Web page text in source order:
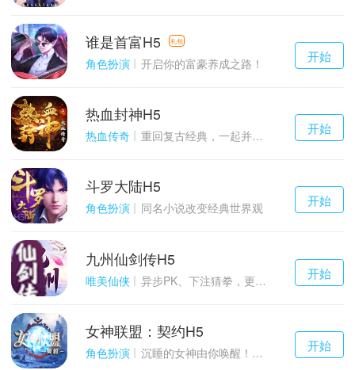
千百度h5
游戏
开始
谁是首富H5 礼包
角色扮演 开启你的富豪养成之路！
千百度h5
游戏
开始
热血封神H5
热血传奇 重回复古经典，一起并肩作战吧！
千百度h5
游戏
开始
斗罗大陆H5
角色扮演 同名小说改变经典世界观
千百度h5
游戏
开始
九州仙剑传H5
唯美仙侠 异步PK、下注猜拳，更多玩点等你来体验！
千百度h5
游戏
开始
女神联盟：契约H5
角色扮演 沉睡的女神由你唤醒！点燃战火！